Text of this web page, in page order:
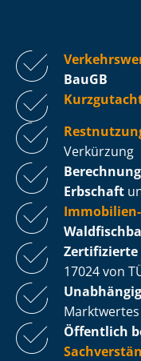
BauGB
Verkürzung
Berechnung
Erbschaft
Zertifizierte
17024 von
Marktwertes
Öffentlich